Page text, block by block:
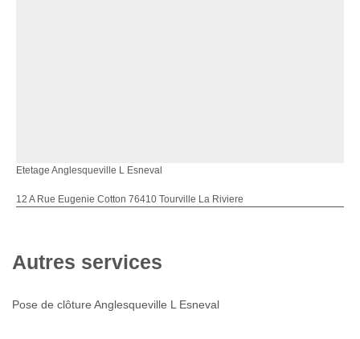
Etetage Anglesqueville L Esneval
12 A Rue Eugenie Cotton 76410 Tourville La Riviere
Autres services
Pose de clôture Anglesqueville L Esneval